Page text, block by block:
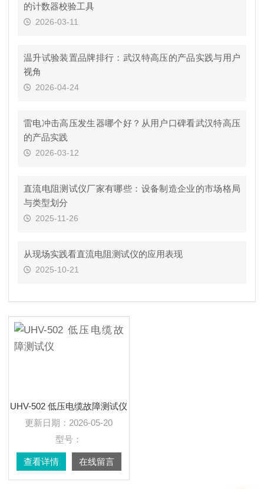
的计数器校验工具
2026-03-11
温升试验装置品牌排行：武汉特高压的产品实践与用户
视角
2026-04-24
雷电冲击高压发生器哪个好？从用户口碑看武汉特高压
的产品实践
2026-03-12
直流电阻测试仪厂家有哪些：设备制造企业的市场格局
与类型划分
2025-11-26
从现场实践看直流电阻测试仪的应用表现
2025-10-21
UHV-502 低压电缆故障测试仪
更新日期： 2026-05-20
型号：
查看详情 在线留言